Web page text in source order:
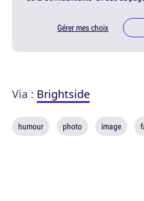
Gérer mes choix
Via : Brightside
humour photo image